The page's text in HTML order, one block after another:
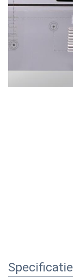
Specificatie